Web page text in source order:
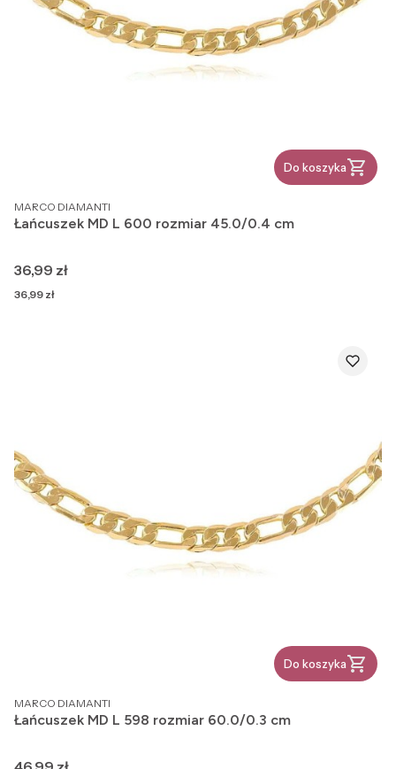
Do koszyka
PRODUCENT
MARCO DIAMANTI
Łańcuszek MD L 600 rozmiar 45.0/0.4 cm
Cena
36,99 zł
Cena
36,99 zł
Do koszyka
PRODUCENT
MARCO DIAMANTI
Łańcuszek MD L 598 rozmiar 60.0/0.3 cm